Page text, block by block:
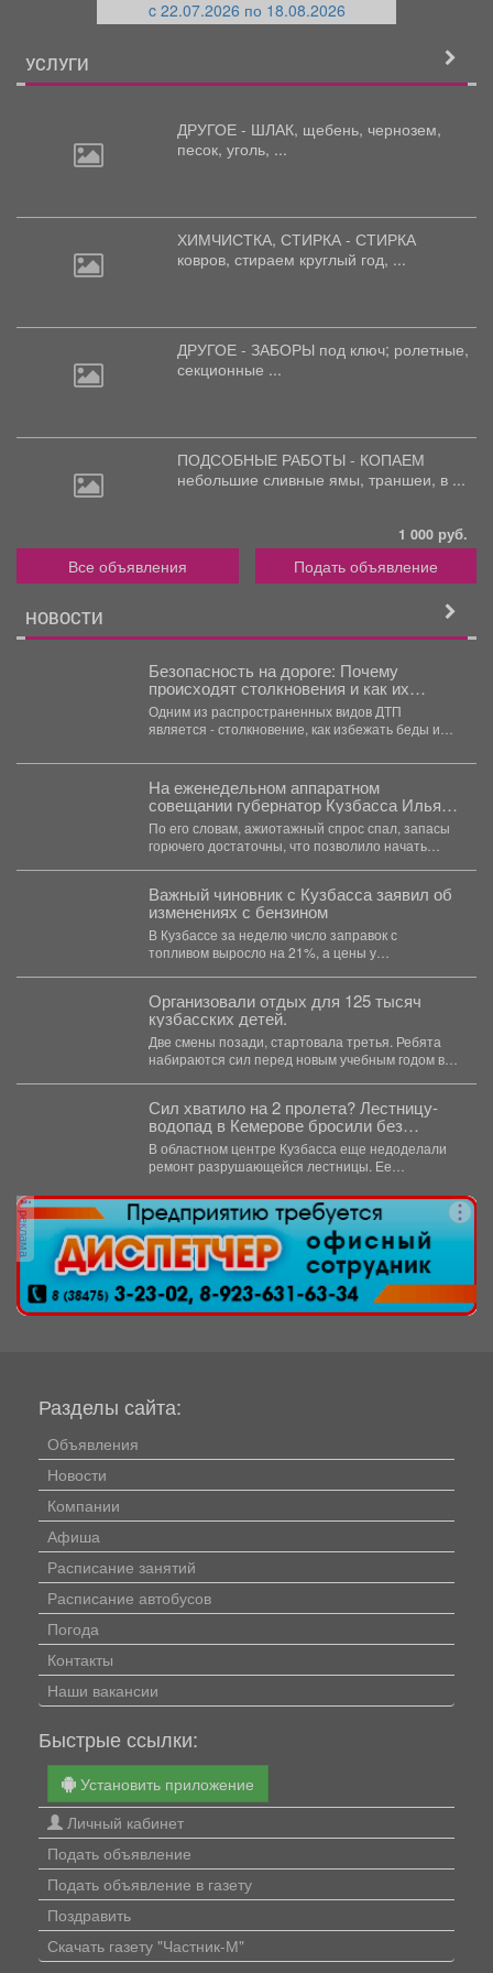
c 22.07.2026 по 18.08.2026
УСЛУГИ
ДРУГОЕ - ШЛАК, щебень, чернозем,
песок, уголь, ...
ХИМЧИСТКА, СТИРКА - СТИРКА
ковров, стираем круглый год, ...
ДРУГОЕ - ЗАБОРЫ под ключ; ролетные,
секционные ...
ПОДСОБНЫЕ РАБОТЫ - КОПАЕМ
небольшие сливные ямы, траншеи, в ...
1 000 руб.
Все объявления Подать объявление
НОВОСТИ
Безопасность на дороге: Почему
происходят столкновения и как их
избежать?
Одним из распространенных видов ДТП
является - столкновение, как избежать беды и
На еженедельном аппаратном
совещании губернатор Кузбасса Илья
Середюк заявил о стабилизации
ситуации с топливом в регионе.
По его словам, ажиотажный спрос спал, запасы
горючего достаточны, что позволило начать
Важный чиновник с Кузбасса заявил об
изменениях с бензином
В Кузбассе за неделю число заправок с
топливом выросло на 21%, а цены у
Организовали отдых для 125 тысяч
кузбасских детей.
Две смены позади, стартовала третья. Ребята
набираются сил перед новым учебным годом в
Сил хватило на 2 пролета? Лестницу-
водопад в Кемерове бросили без
ремонта
В областном центре Кузбасса еще недоделали
ремонт разрушающейся лестницы. Ее
реклама
Разделы сайта:
Объявления
Новости
Компании
Афиша
Расписание занятий
Расписание автобусов
Погода
Контакты
Наши вакансии
Быстрые ссылки:
Установить приложение
Личный кабинет
Подать объявление
Подать объявление в газету
Поздравить
Скачать газету "Частник-М"